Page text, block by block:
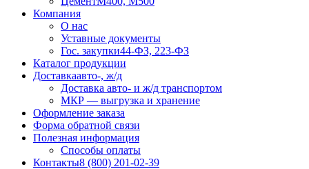
Компания
О нас
Уставные документы
Гос. закупки44-ФЗ, 223-ФЗ
Каталог продукции
Доставкаавто-, ж/д
Доставка авто- и ж/д транспортом
МКР — выгрузка и хранение
Оформление заказа
Форма обратной связи
Полезная информация
Способы оплаты
Контакты8 (800) 201-02-39